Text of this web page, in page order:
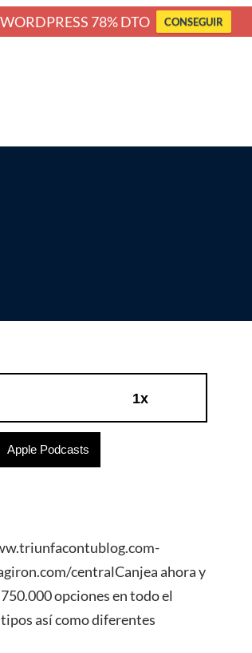
78% DTO CONSEGUIR
1x
Apple Podcasts
centralCanjea ahora y
opciones en todo el
así como diferentes